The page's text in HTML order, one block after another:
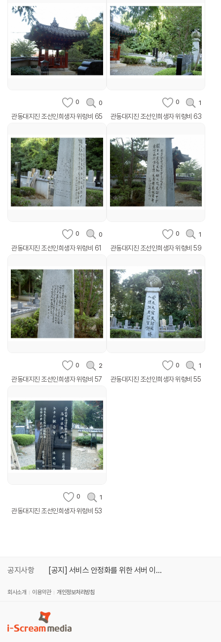
0 0
관동대지진 조선인희생자 위령비 65
0 1
관동대지진 조선인희생자 위령비 63
0 0
관동대지진 조선인희생자 위령비 61
0 1
관동대지진 조선인희생자 위령비 59
0 2
관동대지진 조선인희생자 위령비 57
0 1
관동대지진 조선인희생자 위령비 55
0 1
관동대지진 조선인희생자 위령비 53
공지사항 [공지] 서비스 안정화를 위한 서버 이관 작업 안내
[공지] 시스템 업데이트 작업 안내
회사소개 이용약관 개인정보처리방침